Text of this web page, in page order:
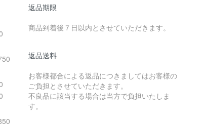
返品期限
商品到着後７日以内とさせていただきます。
返品送料
お客様都合による返品につきましてはお客様の
ご負担とさせていただきます。
不良品に該当する場合は当方で負担いたしま
す。